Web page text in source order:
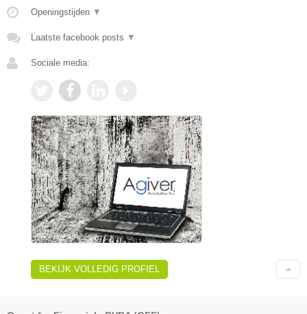
Openingstijden ▼
Laatste facebook posts ▼
Sociale media:
BEKIJK VOLLEDIG PROFIEL